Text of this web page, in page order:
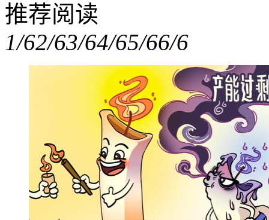
推荐阅读
1/62/63/64/65/66/6